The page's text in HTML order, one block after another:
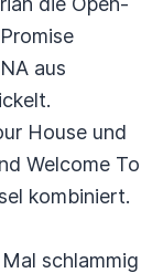
aus
House und
Welcome To
kombiniert.
schlammig